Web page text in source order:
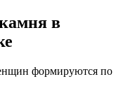
в
формируются по